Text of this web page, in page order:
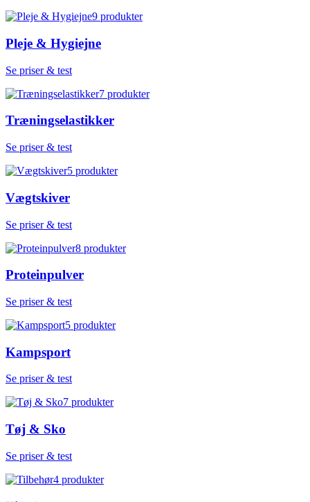
9 produkter
Pleje & Hygiejne
Se priser & test
7 produkter
Træningselastikker
Se priser & test
5 produkter
Vægtskiver
Se priser & test
8 produkter
Proteinpulver
Se priser & test
5 produkter
Kampsport
Se priser & test
7 produkter
Tøj & Sko
Se priser & test
4 produkter